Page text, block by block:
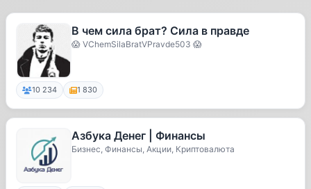
В чем сила брат? Сила в правде
😱 VChemSilaBratVPravde503 😱
10 234 1 830
Азбука Денег | Финансы
Бизнес, Финансы, Акции, Криптовалюта